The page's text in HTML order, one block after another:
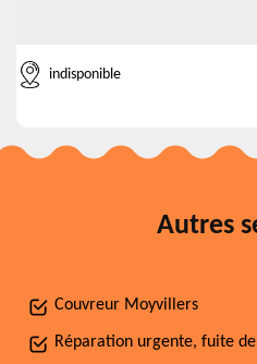
indisponible
Autres
Couvreur Moyvillers
Réparation urgente, fuite